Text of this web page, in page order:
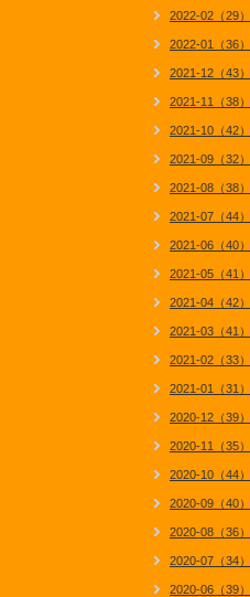
2022-02（29）
2022-01（36）
2021-12（43）
2021-11（38）
2021-10（42）
2021-09（32）
2021-08（38）
2021-07（44）
2021-06（40）
2021-05（41）
2021-04（42）
2021-03（41）
2021-02（33）
2021-01（31）
2020-12（39）
2020-11（35）
2020-10（44）
2020-09（40）
2020-08（36）
2020-07（34）
2020-06（39）